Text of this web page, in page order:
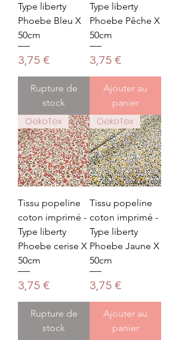
Type liberty
Phoebe Bleu X
50cm
Prix
3,75 €
Rupture de
stock
Type liberty
Phoebe Pêche X
50cm
Prix
3,75 €
Ajouter au
panier
OekoTex
Tissu popeline
coton imprimé -
Type liberty
Phoebe cerise X
50cm
Prix
3,75 €
Rupture de
stock
OekoTex
Tissu popeline
coton imprimé -
Type liberty
Phoebe Jaune X
50cm
Prix
3,75 €
Ajouter au
panier